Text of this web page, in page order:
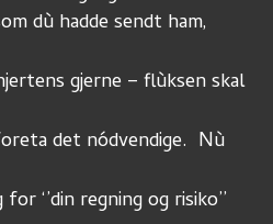
dù hadde sendt ham,
gjerne – flùksen skal
det nódvendige.  Nù
‘’din regning og risiko’’